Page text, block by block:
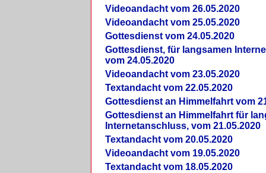
Videoandacht vom 26.05.2020
Videoandacht vom 25.05.2020
Gottesdienst vom 24.05.2020
Gottesdienst, für langsamen
vom 24.05.2020
Videoandacht vom 23.05.2020
Textandacht vom 22.05.2020
Gottesdienst an Himmelfahrt vom
Gottesdienst an Himmelfahrt für
Internetanschluss, vom 21.05.2020
Textandacht vom 20.05.2020
Videoandacht vom 19.05.2020
Textandacht vom 18.05.2020